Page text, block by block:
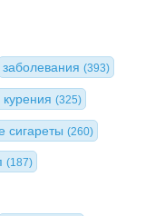
заболевания (393)
курения (325)
сигареты(260)
(187)